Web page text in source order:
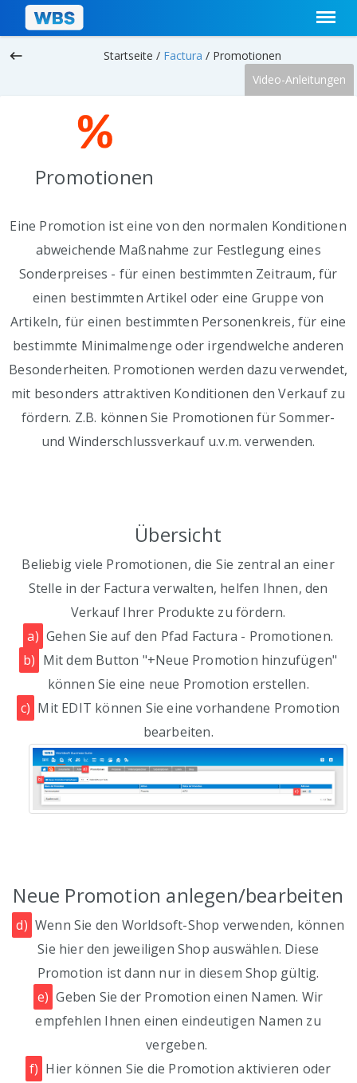
keyboard_backspace Startseite / Factura / Promotionen
Video-Anleitungen
Promotionen
Eine Promotion ist eine von den normalen Konditionen
abweichende Maßnahme zur Festlegung eines
Sonderpreises - für einen bestimmten Zeitraum, für
einen bestimmten Artikel oder eine Gruppe von
Artikeln, für einen bestimmten Personenkreis, für eine
bestimmte Minimalmenge oder irgendwelche anderen
Besonderheiten. Promotionen werden dazu verwendet,
mit besonders attraktiven Konditionen den Verkauf zu
fördern. Z.B. können Sie Promotionen für Sommer-
und Winderschlussverkauf u.v.m. verwenden.
Übersicht
Beliebig viele Promotionen, die Sie zentral an einer
Stelle in der Factura verwalten, helfen Ihnen, den
Verkauf Ihrer Produkte zu fördern.
a) Gehen Sie auf den Pfad Factura - Promotionen.
b) Mit dem Button "+Neue Promotion hinzufügen"
können Sie eine neue Promotion erstellen.
c) Mit EDIT können Sie eine vorhandene Promotion
bearbeiten.
Neue Promotion anlegen/bearbeiten
d) Wenn Sie den Worldsoft-Shop verwenden, können
Sie hier den jeweiligen Shop auswählen. Diese
Promotion ist dann nur in diesem Shop gültig.
e) Geben Sie der Promotion einen Namen. Wir
empfehlen Ihnen einen eindeutigen Namen zu
vergeben.
f) Hier können Sie die Promotion aktivieren oder